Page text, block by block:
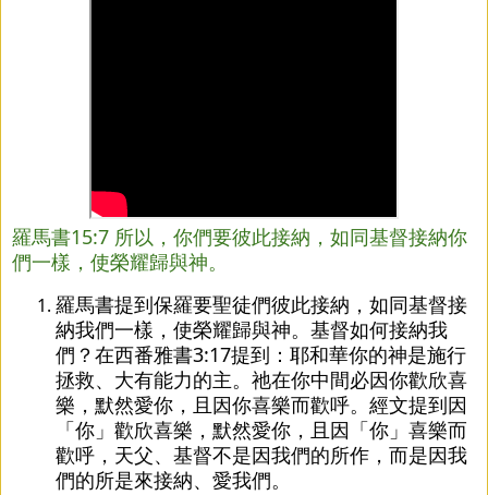
羅馬書15:7 所以，你們要彼此接納，如同基督接納你
們一樣，使榮耀歸與神。
羅馬書提到保羅要聖徒們彼此接納，如同基督接
納我們一樣，使榮耀歸與神。基督如何接納我
們？在西番雅書3:17提到：耶和華你的神是施行
拯救、大有能力的主。祂在你中間必因你歡欣喜
樂，默然愛你，且因你喜樂而歡呼。經文提到因
「你」歡欣喜樂，默然愛你，且因「你」喜樂而
歡呼，天父、基督不是因我們的所作，而是因我
們的所是來接納、愛我們。